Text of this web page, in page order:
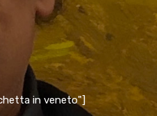
in veneto"]